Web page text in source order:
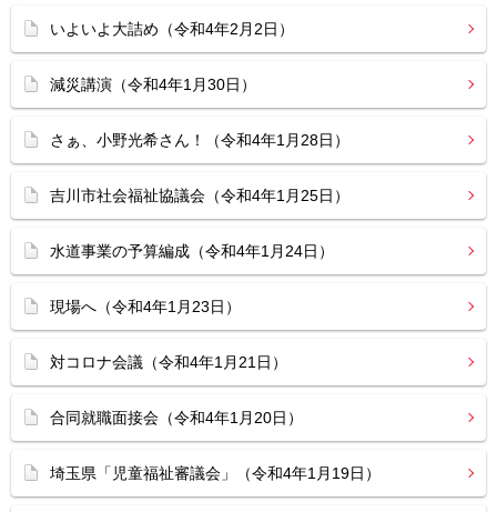
いよいよ大詰め（令和4年2月2日）
減災講演（令和4年1月30日）
さぁ、小野光希さん！（令和4年1月28日）
吉川市社会福祉協議会（令和4年1月25日）
水道事業の予算編成（令和4年1月24日）
現場へ（令和4年1月23日）
対コロナ会議（令和4年1月21日）
合同就職面接会（令和4年1月20日）
埼玉県「児童福祉審議会」（令和4年1月19日）